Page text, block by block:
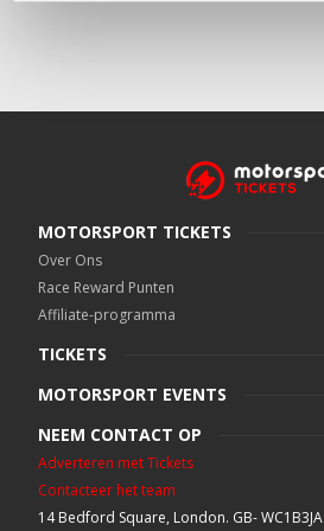
MOTORSPORT TICKETS
Over Ons
Race Reward Punten
Affiliate-programma
TICKETS
MOTORSPORT EVENTS
NEEM CONTACT OP
Adverteren met Tickets
Contacteer het team
14 Bedford Square, London. GB- WC1B3JA